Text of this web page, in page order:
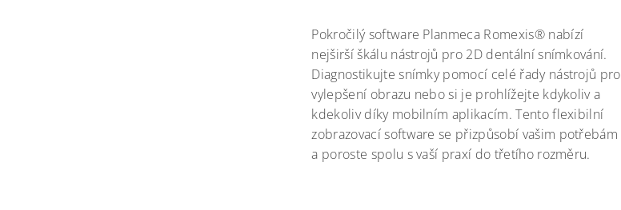
Pokročilý software Planmeca Romexis® nabízí
nejširší škálu nástrojů pro 2D dentální snímkování.
Diagnostikujte snímky pomocí celé řady nástrojů pro
vylepšení obrazu nebo si je prohlížejte kdykoliv a
kdekoliv díky mobilním aplikacím. Tento flexibilní
zobrazovací software se přizpůsobí vašim potřebám
a poroste spolu s vaší praxí do třetího rozměru.